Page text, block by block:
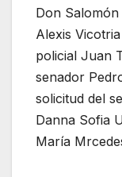
Don
Alexis
policial Juan
senador
solicitud del
Danna Sofia
María